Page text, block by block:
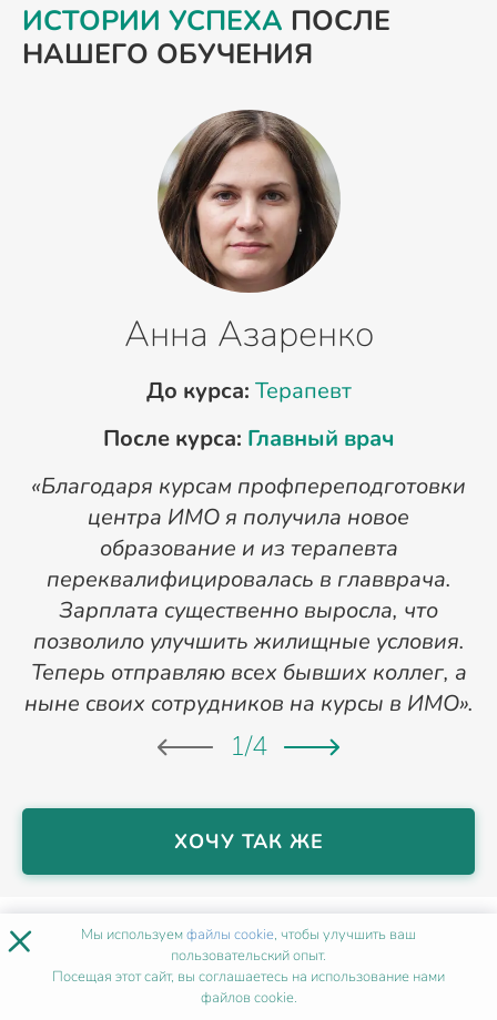
ИСТОРИИ УСПЕХА ПОСЛЕ
НАШЕГО ОБУЧЕНИЯ
Анна Азаренко
До курса: Терапевт
После курса: Главный врач
«Благодаря курсам профпереподготовки
центра ИМО я получила новое
образование и из терапевта
переквалифицировалась в главврача.
Зарплата существенно выросла, что
позволило улучшить жилищные условия.
Теперь отправляю всех бывших коллег, а
ныне своих сотрудников на курсы в ИМО».
1/4
ХОЧУ ТАК ЖЕ
НАШИ МЕТОДИСТЫВ МОСКВЕ
× Мы используемфайлы cookie, чтобы улучшить ваш
пользовательский опыт.
Посещая этот сайт, вы соглашаетесь на использование нами
файлов cookie.